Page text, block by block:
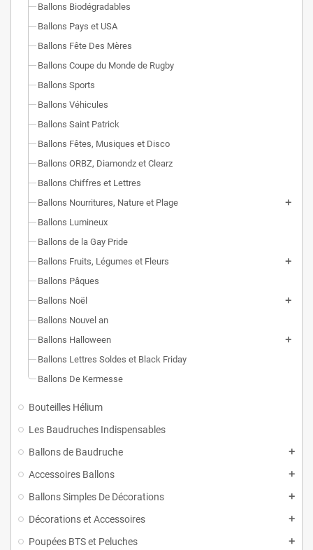
Ballons Biodégradables
Ballons Pays et USA
Ballons Fête Des Mères
Ballons Coupe du Monde de Rugby
Ballons Sports
Ballons Véhicules
Ballons Saint Patrick
Ballons Fêtes, Musiques et Disco
Ballons ORBZ, Diamondz et Clearz
Ballons Chiffres et Lettres
Ballons Nourritures, Nature et Plage
Ballons Lumineux
Ballons de la Gay Pride
Ballons Fruits, Légumes et Fleurs
Ballons Pâques
Ballons Noël
Ballons Nouvel an
Ballons Halloween
Ballons Lettres Soldes et Black Friday
Ballons De Kermesse
Bouteilles Hélium
Les Baudruches Indispensables
Ballons de Baudruche
Accessoires Ballons
Ballons Simples De Décorations
Décorations et Accessoires
Poupées BTS et Peluches